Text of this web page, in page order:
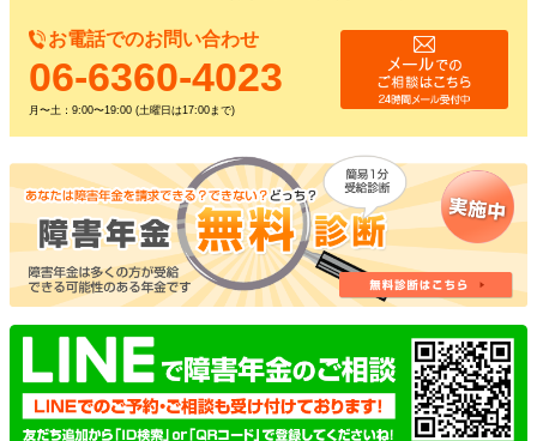
お電話でのお問い合わせ
06-6360-4023
月〜土：9:00〜19:00 (土曜日は17:00まで)